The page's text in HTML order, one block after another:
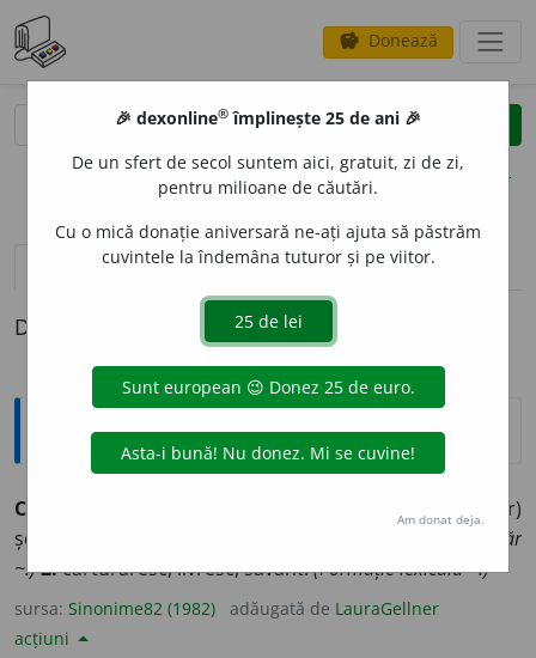
savings Donează
clear
opțiuni
definiții (1) pronunțievolume_up (50)
Definiția cu ID-ul 981615:
Sinonime
CULT
citit, cultivat, educat, instruit, învățat, (rar)
școl
(Tînăr
~.)2.cărturăresc, livresc, savant.(Formație lexicală ~.)
sursa: Sinonime82 (1982) adăugată de LauraGellner
acțiuni
🎉 dexonline® împlinește 25 de ani 🎉
De un sfert de secol suntem aici, gratuit, zi de zi,
pentru milioane de căutări.
Cu o mică donație aniversară ne-ați ajuta să păstrăm
cuvintele la îndemâna tuturor și pe viitor.
Am donat deja.